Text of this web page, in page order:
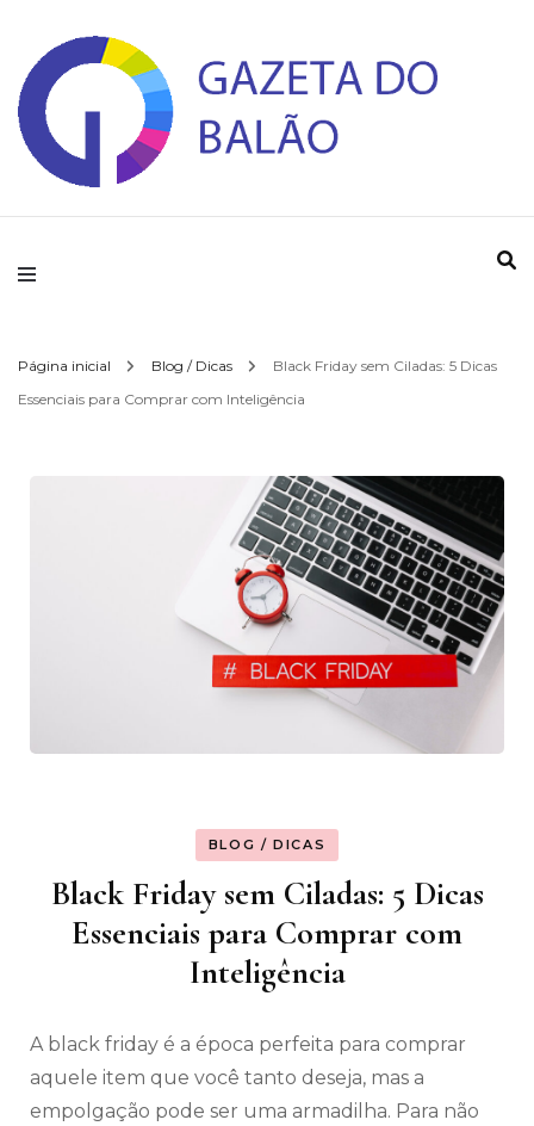
Gazeta do Balao
Página inicial Blog / Dicas
Black Friday sem Ciladas: 5 Dicas
Essenciais para Comprar com Inteligência
BLOG / DICAS
Black Friday sem Ciladas: 5 Dicas
Essenciais para Comprar com
Inteligência
A black friday é a época perfeita para comprar
aquele item que você tanto deseja, mas a
empolgação pode ser uma armadilha. Para não